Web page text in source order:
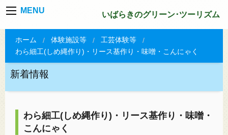
MENU いばらきのグリーン･ツーリズム
ホーム 体験施設等
工芸体験等
わら細工(しめ縄作り)・リース基作り・味噌・こんにゃく
新着情報
わら細工(しめ縄作り)・リース基作り・味噌・
こんにゃく